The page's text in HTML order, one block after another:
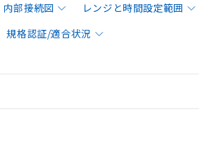
内部接続図 レンジと時間設定範囲
規格認証/適合状況